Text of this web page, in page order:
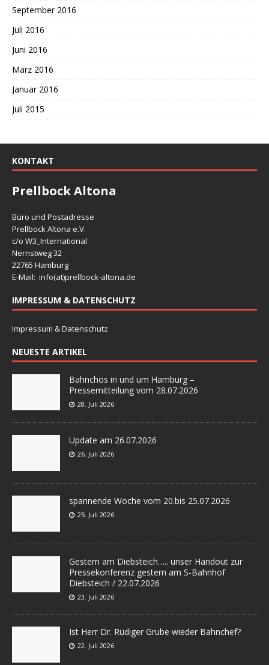
September 2016
Juli 2016
Juni 2016
März 2016
Januar 2016
Juli 2015
KONTAKT
Prellbock Altona
Büro und Postadresse
Prellbock Altona e.V.
c/o W3_International
Nernstweg 32
22765 Hamburg
E-Mail: info(at)prellbock-altona.de
IMPRESSUM & DATENSCHUTZ
Impressum & Datenschutz
NEUESTE ARTIKEL
Bahnchos in und um Hamburg –
Pressemitteilung vom 28.07.2026
28. Juli 2026
Update am 26.07.2026
26. Juli 2026
spannende Woche vom 20.bis 25.07.2026
25. Juli 2026
Gestern am Diebsteich….. unser Handout zur
Pressekonferenz gestern am S-Bahnhof
Diebsteich / 22.07.2026
23. Juli 2026
Ist Herr Dr. Rüdiger Grube wieder Bahnchef?
22. Juli 2026